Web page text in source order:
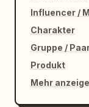
Influencer /
Charakter
Gruppe /
Produkt
Mehr